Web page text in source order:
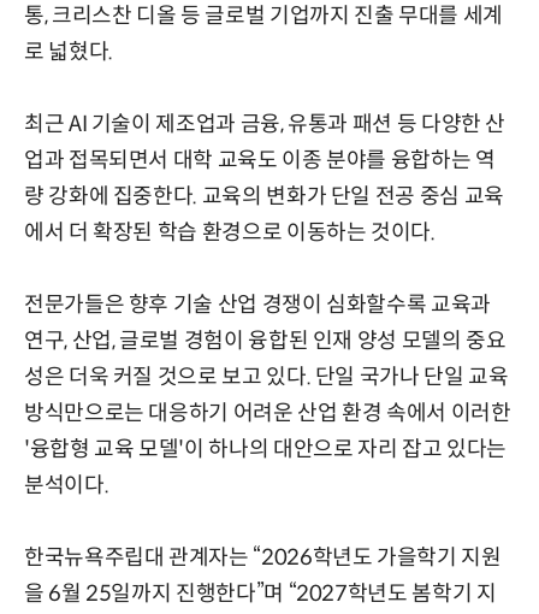
통, 크리스찬 디올 등 글로벌 기업까지 진출 무대를 세계
로 넓혔다.
최근 AI 기술이 제조업과 금융, 유통과 패션 등 다양한 산
업과 접목되면서 대학 교육도 이종 분야를 융합하는 역
량 강화에 집중한다. 교육의 변화가 단일 전공 중심 교육
에서 더 확장된 학습 환경으로 이동하는 것이다.
전문가들은 향후 기술 산업 경쟁이 심화할수록 교육과
연구, 산업, 글로벌 경험이 융합된 인재 양성 모델의 중요
성은 더욱 커질 것으로 보고 있다. 단일 국가나 단일 교육
방식만으로는 대응하기 어려운 산업 환경 속에서 이러한
'융합형 교육 모델'이 하나의 대안으로 자리 잡고 있다는
분석이다.
한국뉴욕주립대 관계자는 “2026학년도 가을학기 지원
을 6월 25일까지 진행한다”며 “2027학년도 봄학기 지